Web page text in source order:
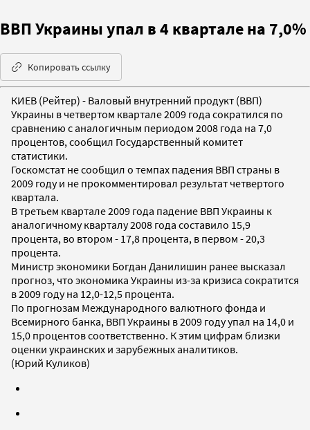
ВВП Украины упал в 4 квартале на 7,0%
Копировать ссылку
КИЕВ (Рейтер) - Валовый внутренний продукт (ВВП)
Украины в четвертом квартале 2009 года сократился по
сравнению с аналогичным периодом 2008 года на 7,0
процентов, сообщил Государственный комитет
статистики.
Госкомстат не сообщил о темпах падения ВВП страны в
2009 году и не прокомментировал результат четвертого
квартала.
В третьем квартале 2009 года падение ВВП Украины к
аналогичному кварталу 2008 года составило 15,9
процента, во втором - 17,8 процента, в первом - 20,3
процента.
Министр экономики Богдан Данилишин ранее высказал
прогноз, что экономика Украины из-за кризиса сократится
в 2009 году на 12,0-12,5 процента.
По прогнозам Международного валютного фонда и
Всемирного банка, ВВП Украины в 2009 году упал на 14,0 и
15,0 процентов соответственно. К этим цифрам близки
оценки украинских и зарубежных аналитиков.
(Юрий Куликов)